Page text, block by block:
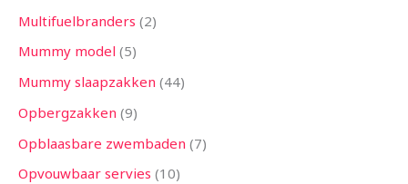
Multifuelbranders 2
Mummy model 5
Mummy slaapzakken 44
Opbergzakken 9
Opblaasbare zwembaden 7
Opvouwbaar servies 10